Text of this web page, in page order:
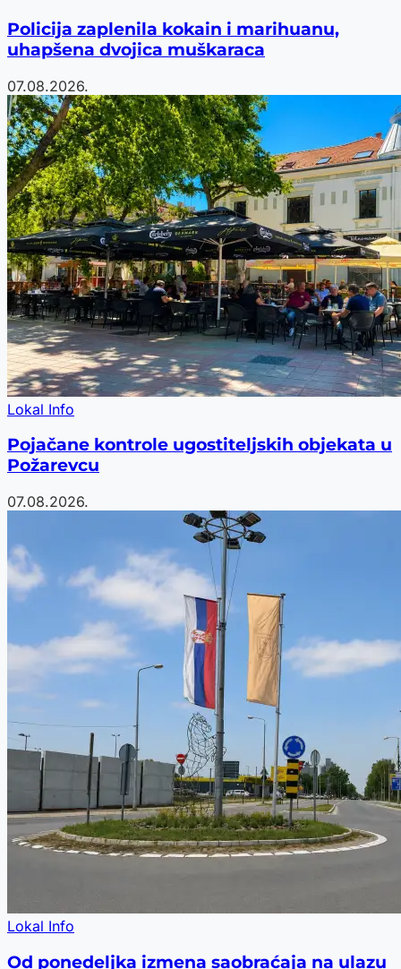
Policija zaplenila kokain i marihuanu,
uhapšena dvojica muškaraca
07.08.2026.
Lokal Info
Pojačane kontrole ugostiteljskih objekata u
Požarevcu
07.08.2026.
Lokal Info
Od ponedeljka izmena saobraćaja na ulazu